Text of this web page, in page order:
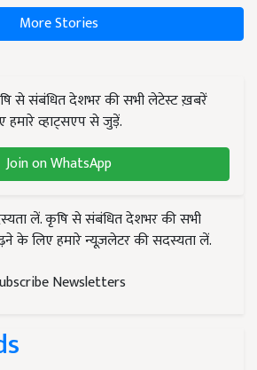
More Stories
से संबंधित देशभर की सभी लेटेस्ट ख़बरें
व्हाट्सएप से जुड़ें.
Join on WhatsApp
लें. कृषि से संबंधित देशभर की सभी
के लिए हमारे न्यूज़लेटर की सदस्यता लें.
Newsletters